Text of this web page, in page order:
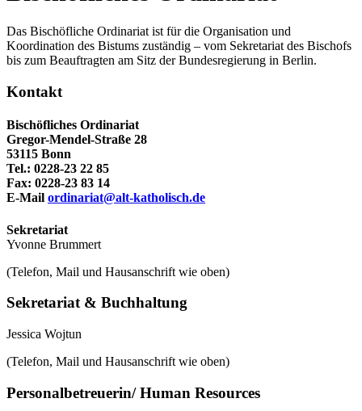
Das Bischöfliche Ordinariat ist für die Organisation und
Koordination des Bistums zuständig – vom Sekretariat des Bischofs
bis zum Beauftragten am Sitz der Bundesregierung in Berlin.
Kontakt
Bischöfliches Ordinariat
Gregor-Mendel-Straße 28
53115 Bonn
Tel.: 0228-23 22 85
Fax: 0228-23 83 14
E-Mail ordinariat@alt-katholisch.de
Sekretariat
Yvonne Brummert
(Telefon, Mail und Hausanschrift wie oben)
Sekretariat & Buchhaltung
Jessica Wojtun
(Telefon, Mail und Hausanschrift wie oben)
Personalbetreuerin/ Human Resources